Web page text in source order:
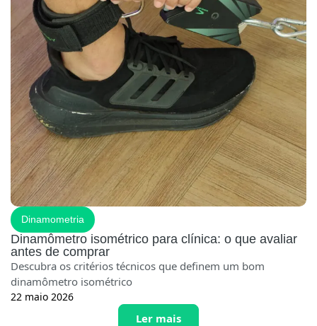
Dinamometria
Dinamômetro isométrico para clínica: o que avaliar
antes de comprar
Descubra os critérios técnicos que definem um bom
dinamômetro isométrico
22 maio 2026
Ler mais